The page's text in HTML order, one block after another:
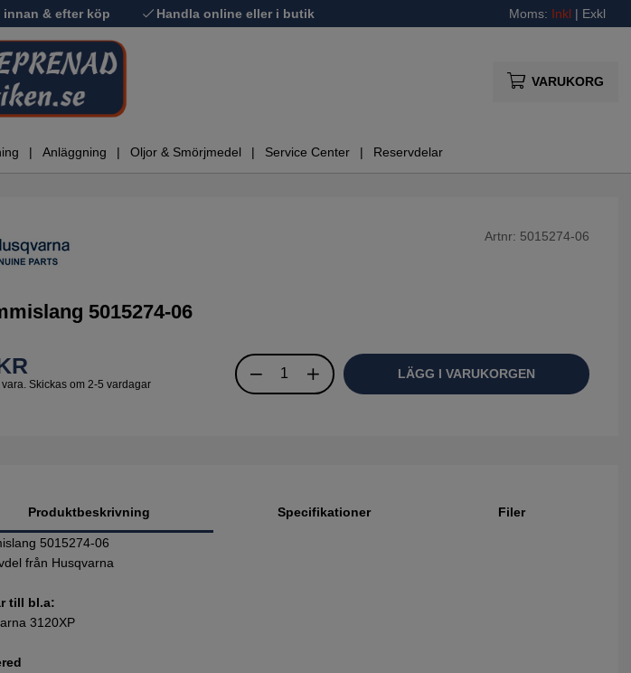
& efter köp Handla online eller i butik Moms: Inkl | Exkl
VARUKORG
Anläggning Oljor & Smörjmedel Service Center Reservdelar
Artnr: 5015274-06
5015274-06
vara. Skickas om 2-5 vardagar
LÄGG I VARUKORGEN
Produktbeskrivning
5015274-06
från Husqvarna
till bl.a:
3120XP
Specifikationer Filer